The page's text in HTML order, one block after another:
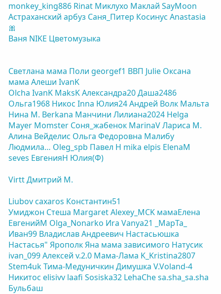
monkey_king886 Rinat Миклухо Маклай SayMoon
Астраханский арбуз Саня_Питер Косинус Anastasia
🎀
Ваня NIKE Цветомузыка
Светлана мама Поли georgef1 ВВП Julie Оксана
мама Алеши IvanK
Olcha IvanK MaksKАлександра20Даша2486
Ольга1968 Никос Inna Юлия24Андрей Волк Мальта
Нина М. Berkana Манчини Лилиана2024 Helga
Mayer Momster Соня_жабенок MarinaVЛариса М.
Алина Вейделис Ольга Федоровна Малибу
Людмила… Oleg_spb Павел Н mika elpis ElenaM
seves ЕвгенияН Юлия(Ф)
VirttДмитрий М.
Liubovcaxaros Константин51
Умиджон Стеша MargaretAlexey_MCK мамаЕлена
ЕвгенийM Olga_Nonarko Иra Vanya21
_MapTa_
Иван99 Владислав Андреевич Настасьюшка
Настасья" ЯрополкЯна мама зависимого Натусик
ivan_099Алексей v.2.0 Мама-Лама K_Kristina2807
Stem4ukТима-Медуничкин Димушка V.Voland-4
Никитос elisivv laafi Sosiska32 LehaChesa.sha_sa.sha
Бульбаш